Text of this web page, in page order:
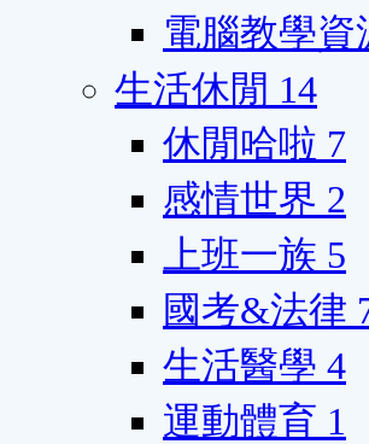
電腦教學資
生活休閒 14
休閒哈啦 7
感情世界 2
上班一族 5
國考&法律
生活醫學 4
運動體育 1